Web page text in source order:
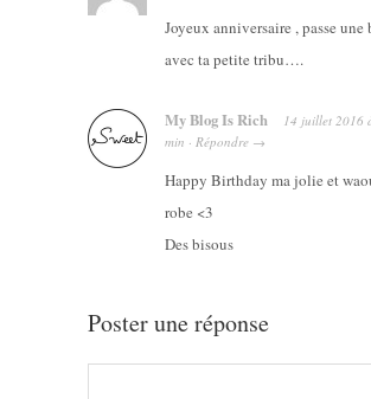
Joyeux anniversaire , passe une
avec ta petite tribu….
My Blog Is Rich 14 juillet 2016
min · Répondre →
Happy Birthday ma jolie et
robe <3
Des bisous
Poster une réponse